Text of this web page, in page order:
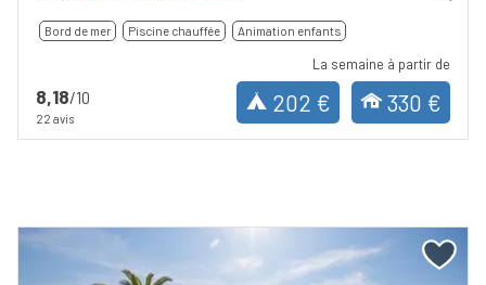
Bord de mer Piscine chauffée Animation enfants
8,18/10
22 avis
La semaine à partir de
202 € 330 €